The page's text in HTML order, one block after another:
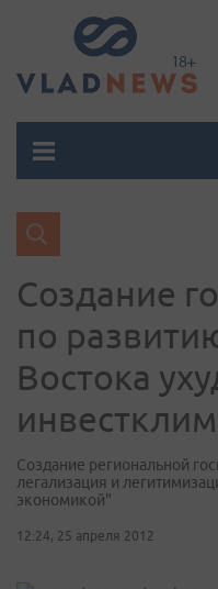
Создание
по
Востока
Создание региональной
легализация и
экономикой"
12:24, 25 апреля 2012